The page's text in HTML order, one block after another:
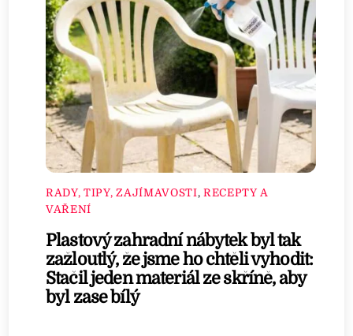
RADY, TIPY, ZAJÍMAVOSTI, RECEPTY A
VAŘENÍ
Plastový zahradní nábytek byl tak
zažloutlý, že jsme ho chtěli vyhodit:
Stačil jeden materiál ze skříně, aby
byl zase bílý